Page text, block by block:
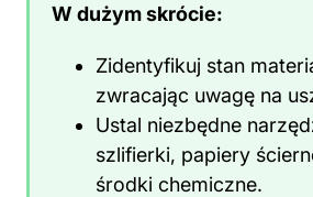
W dużym skrócie:
Zidentyfikuj stan
zwracając uwagę na
Ustal niezbędne
szlifierki, papiery
środki chemiczne.